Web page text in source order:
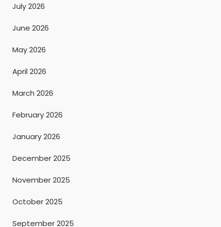
July 2026
June 2026
May 2026
April 2026
March 2026
February 2026
January 2026
December 2025
November 2025
October 2025
September 2025